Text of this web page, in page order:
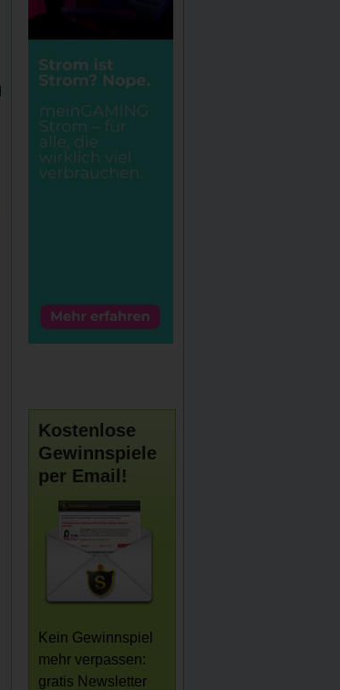
Kostenlose
Gewinnspiele
per Email!
Kein Gewinnspiel
mehr verpassen:
gratis Newsletter